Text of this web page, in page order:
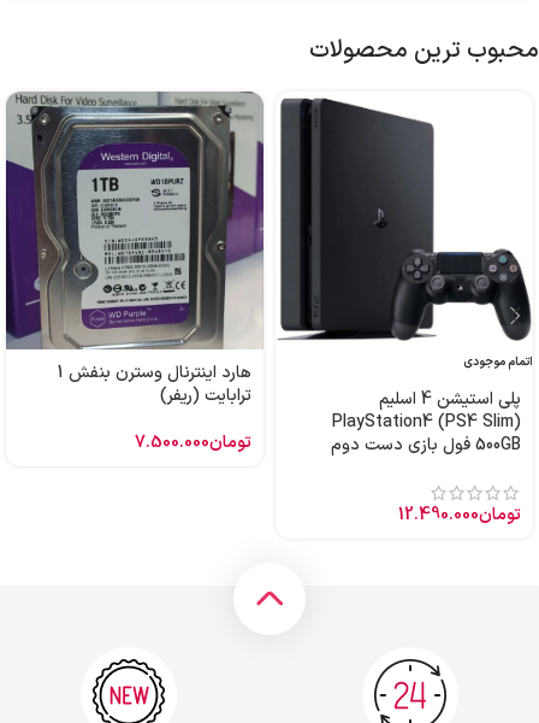
محبوب ترین محصولات
اتمام موجودی
پلی استیشن 4 اسلیم
PlayStation4 (PS4 Slim)
500GB فول بازی دست دوم
تومان12.490.000
هارد اینترنال وسترن بنفش 1
ترابایت (ریفر)
تومان7.500.000